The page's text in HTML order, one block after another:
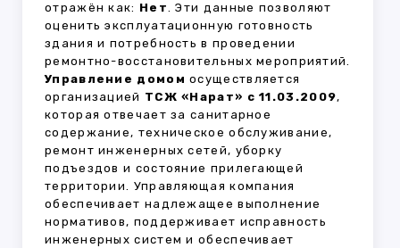
отражён как: Нет. Эти данные позволяют
оценить эксплуатационную готовность
здания и потребность в проведении
ремонтно-восстановительных мероприятий.
Управление домом осуществляется
организацией ТСЖ «Нарат» с 11.03.2009,
которая отвечает за санитарное
содержание, техническое обслуживание,
ремонт инженерных сетей, уборку
подъездов и состояние прилегающей
территории. Управляющая компания
обеспечивает надлежащее выполнение
нормативов, поддерживает исправность
инженерных систем и обеспечивает